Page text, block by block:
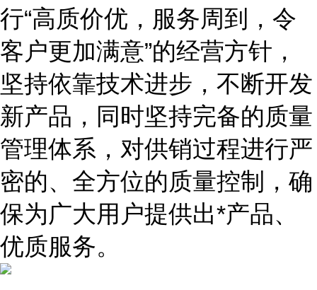
行“高质价优，服务周到，令
客户更加满意”的经营方针，
坚持依靠技术进步，不断开发
新产品，同时坚持完备的质量
管理体系，对供销过程进行严
密的、全方位的质量控制，确
保为广大用户提供出*产品、
优质服务。